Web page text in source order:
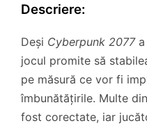
Descriere:
Deși Cyberpunk 2077a
jocul promite să
pe măsură ce vor fi
îmbunătățirile. Multe
fost corectate, iar